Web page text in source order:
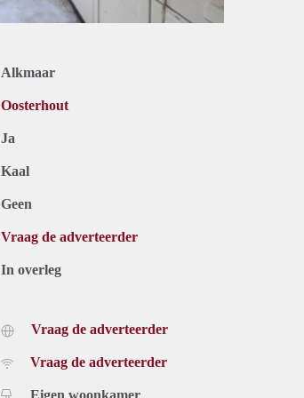
Alkmaar
Oosterhout
Ja
Kaal
Geen
Vraag de adverteerder
In overleg
Vraag de adverteerder
Vraag de adverteerder